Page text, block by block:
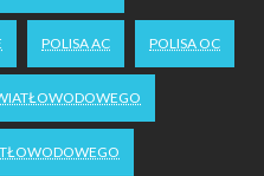
POLISA AC POLISA OC